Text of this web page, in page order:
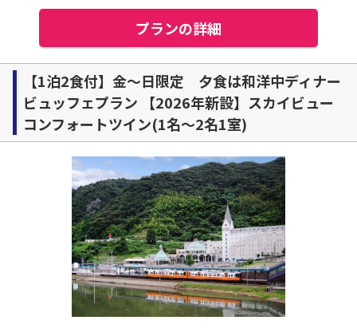
プランの詳細
【1泊2食付】金～日限定 夕食は和洋中ディナー
ビュッフェプラン 【2026年新設】スカイビュー
コンフォートツイン(1名～2名1室)